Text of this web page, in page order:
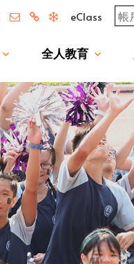
eClass
全人教育